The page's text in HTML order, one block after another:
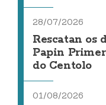
28/07/2026
Rescatan os
Papin
do Centolo
01/08/2026